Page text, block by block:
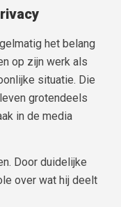
het belang
op zijn werk als
situatie. Die
grotendeels
in de media
Door duidelijke
over wat hij deelt